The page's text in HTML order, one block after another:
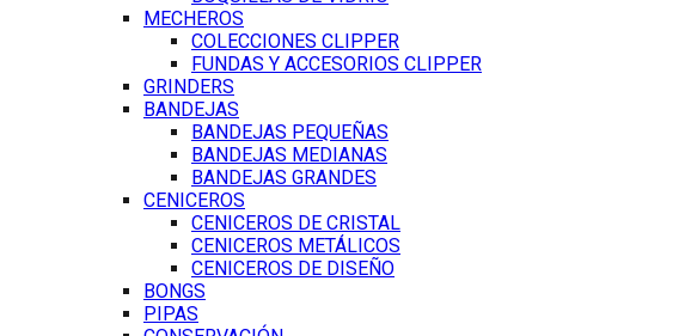
MECHEROS
COLECCIONES CLIPPER
FUNDAS Y ACCESORIOS CLIPPER
GRINDERS
BANDEJAS
BANDEJAS PEQUEÑAS
BANDEJAS MEDIANAS
BANDEJAS GRANDES
CENICEROS
CENICEROS DE CRISTAL
CENICEROS METÁLICOS
CENICEROS DE DISEÑO
BONGS
PIPAS